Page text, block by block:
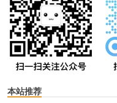
本站推荐